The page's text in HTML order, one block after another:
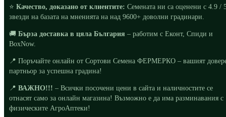
⭐ Качество, доказано от клиентите: Семената ни са оценени с 4.9 /
звезди на базата на мненията на над 9600+ доволни градинари.
🚚 Бърза доставка в цяла България – работим с Еконт, Спиди и
BoxNow.
📍 Поръчайте онлайн от Сортови Семена ФЕРМЕРКО – вашият
партньор за успешна градина!
📍 ВАЖНО!!! – Всички посочени цени в сайта и наличностите се
отнасят само за онлайн магазина! Възможно е да има разминавания с
физическите АгроАптеки!